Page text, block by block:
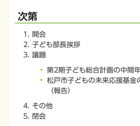
次第
開会
子ども部長挨拶
議題
第2期子ども総合計画の中間
松戸市子どもの未来応援基金
（報告）
その他
閉会